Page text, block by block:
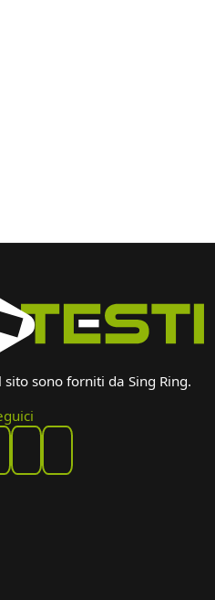
sono forniti da Sing Ring.